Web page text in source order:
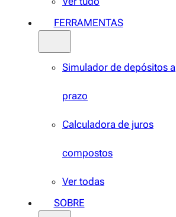
FERRAMENTAS
Simulador de depósitos a
prazo
Calculadora de juros
compostos
Ver todas
SOBRE